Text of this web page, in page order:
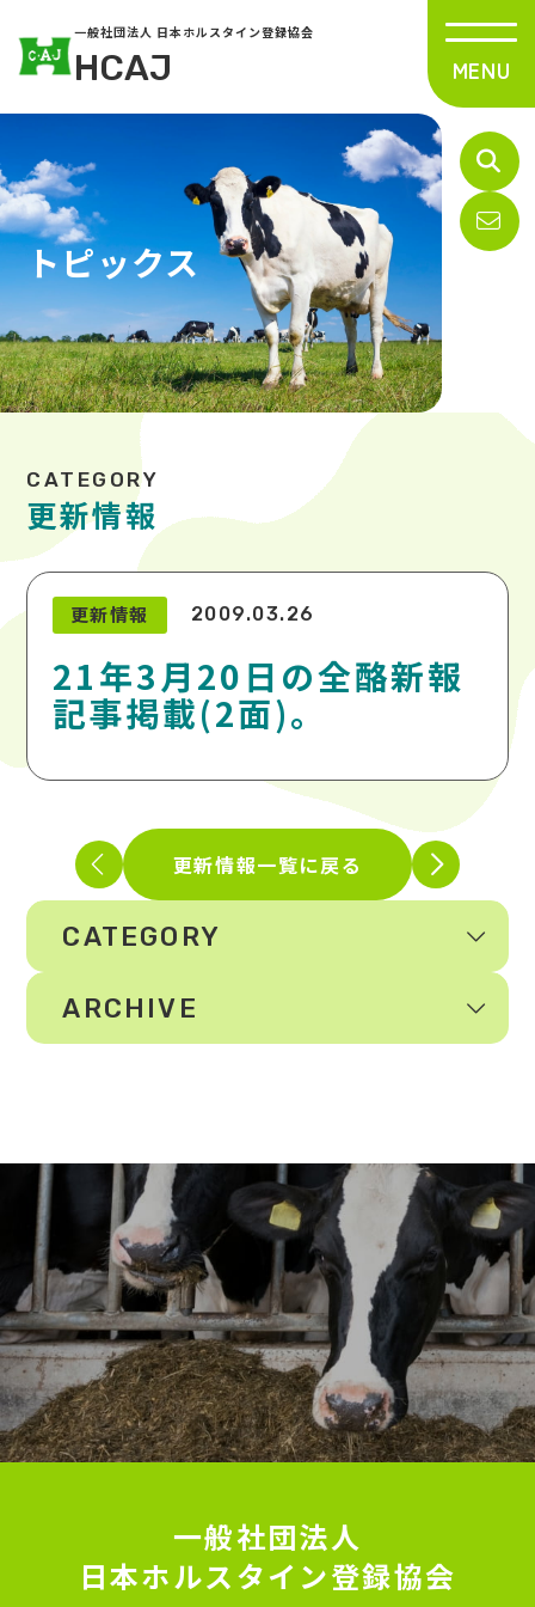
一般社団法人 日本ホルスタイン登録協会
HCAJ
トピックス
更新情報
更新情報 2009.03.26
21年3月20日の全酪新報
記事掲載(2面)。
更新情報一覧に戻る
CATEGORY
ARCHIVE
一般社団法人
日本ホルスタイン登録協会